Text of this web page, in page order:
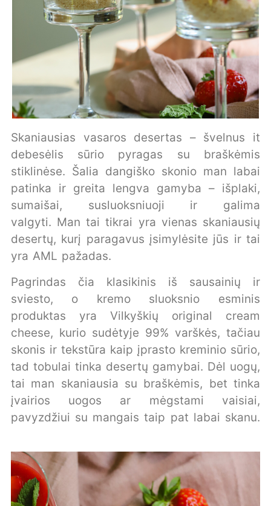
Skaniausias vasaros desertas – švelnus it
debesėlis sūrio pyragas su braškėmis
stiklinėse. Šalia dangiško skonio man labai
patinka ir greita lengva gamyba – išplaki,
sumaišai, susluoksniuoji ir galima
valgyti. Man tai tikrai yra vienas skaniausių
desertų, kurį paragavus įsimylėsite jūs ir tai
yra AML pažadas.
Pagrindas čia klasikinis iš sausainių ir
sviesto, o kremo sluoksnio esminis
produktas yra Vilkyškių original cream
cheese, kurio sudėtyje 99% varškės, tačiau
skonis ir tekstūra kaip įprasto kreminio sūrio,
tad tobulai tinka desertų gamybai. Dėl uogų,
tai man skaniausia su braškėmis, bet tinka
įvairios uogos ar mėgstami vaisiai,
pavyzdžiui su mangais taip pat labai skanu.